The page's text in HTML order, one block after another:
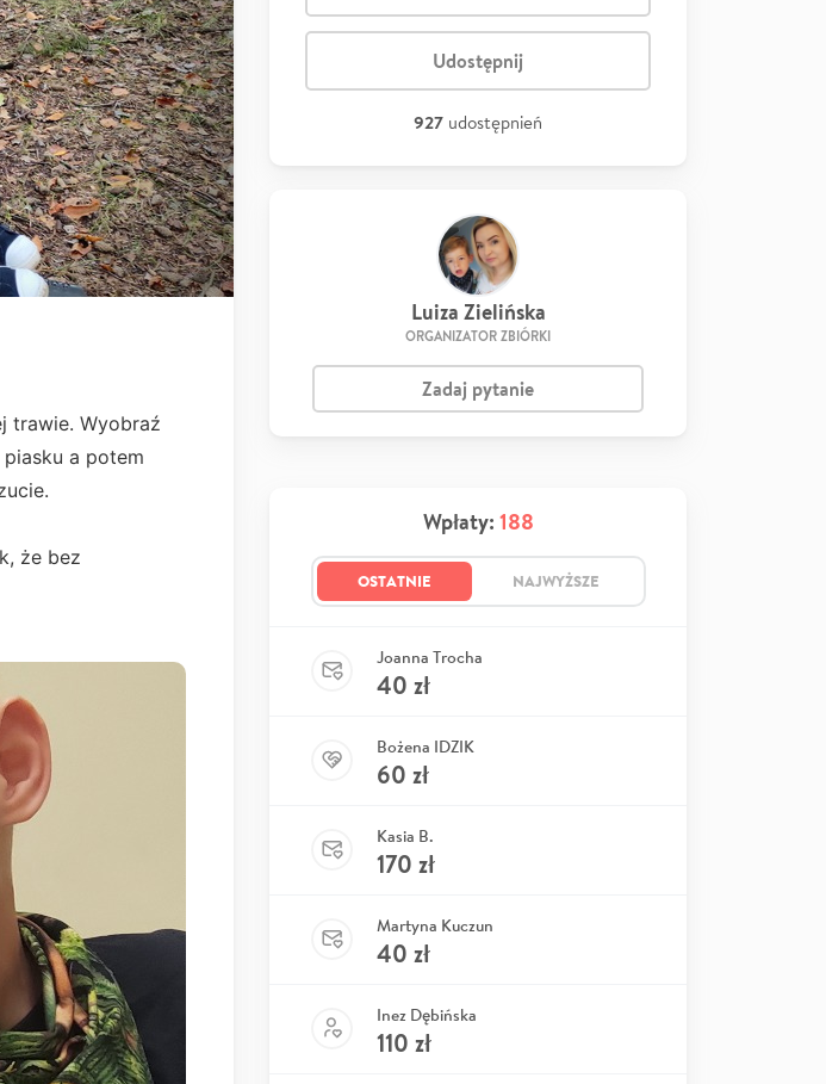
trawie. Wyobraź
a potem
że bez
Udostępnij
927 udostępnień
Luiza Zielińska
ORGANIZATOR ZBIÓRKI
Zadaj pytanie
Wpłaty: 188
OSTATNIE NAJWYŻSZE
Joanna Trocha
40 zł
Bożena IDZIK
60 zł
Kasia B.
170 zł
Martyna Kuczun
40 zł
Inez Dębińska
110 zł